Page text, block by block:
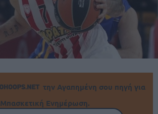
την Αγαπημένη σου πηγή για
Μπασκετική Ενημέρωση.